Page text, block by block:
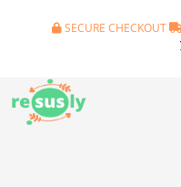
SECURE CHECKOUT